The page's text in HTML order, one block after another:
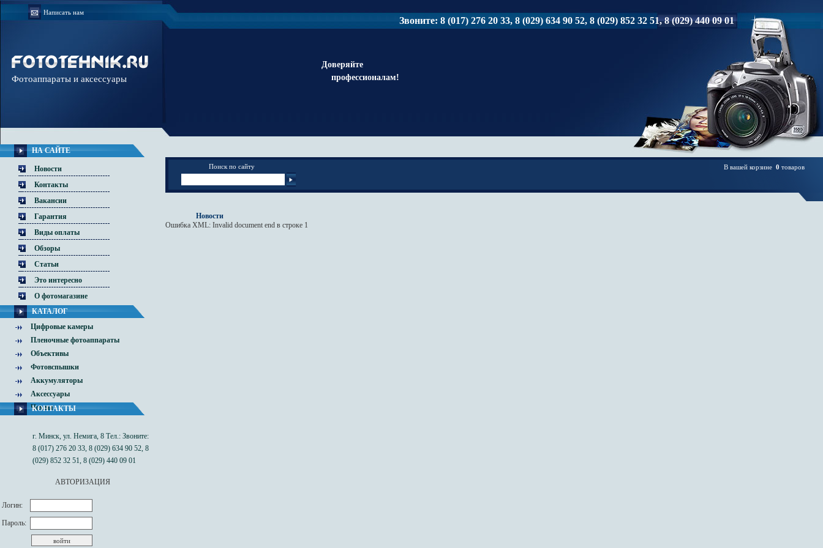
Написать нам
Звоните: 8 (017) 276 20 33, 8 (029) 634 90 52, 8 (029) 852 32 51, 8 (029) 440 09 01
Доверяйте
профессионалам!
Фотоаппараты и аксессуары
НА САЙТЕ
Новости
Контакты
Вакансии
Гарантия
Виды оплаты
Обзоры
Статьи
Это интересно
О фотомагазине
КАТАЛОГ
Цифровые камеры
Пленочные фотоаппараты
Объективы
Фотовспышки
Аккумуляторы
Аксессуары
Чехлы
КОНТАКТЫ
г. Минск, ул. Немига, 8 Тел.: Звоните:
8 (017) 276 20 33, 8 (029) 634 90 52, 8
(029) 852 32 51, 8 (029) 440 09 01
АВТОРИЗАЦИЯ
Логин:
Пароль:
В вашей корзине 0 товаров
Поиск по сайту
Новости
Ошибка XML: Invalid document end в строке 1